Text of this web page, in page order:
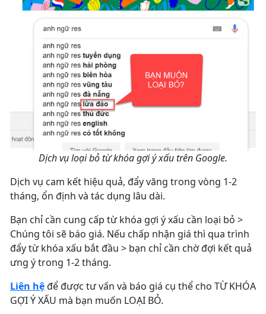
Dịch vụ loại bỏ từ khóa gợi ý xấu trên Google.
Dịch vụ cam kết hiệu quả, đẩy văng trong vòng 1-2
tháng, ổn định và tác dụng lâu dài.
Bạn chỉ cần cung cấp từ khóa gợi ý xấu cần loại bỏ >
Chúng tôi sẽ báo giá. Nếu chấp nhận giá thì qua trình
đẩy từ khóa xấu bắt đầu > bạn chỉ cần chờ đợi kết quả
ưng ý trong 1-2 tháng.
Liên hệđể được tư vấn và báo giá cụ thể cho TỪ KHÓA
GỢI Ý XẤU mà bạn muốn LOẠI BỎ.